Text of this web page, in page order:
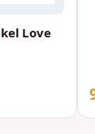
Love